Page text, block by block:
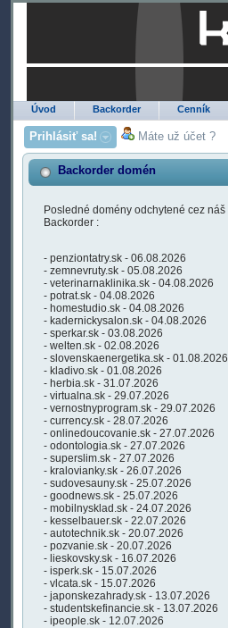
Úvod Backorder Cenník
Prihlásiť sa! Máte už účet ?
Backorder domén
Posledné domény odchytené cez náš
Backorder :
- penziontatry.sk - 06.08.2026
- zemnevruty.sk - 05.08.2026
- veterinarnaklinika.sk - 04.08.2026
- potrat.sk - 04.08.2026
- homestudio.sk - 04.08.2026
- kadernickysalon.sk - 04.08.2026
- sperkar.sk - 03.08.2026
- welten.sk - 02.08.2026
- slovenskaenergetika.sk - 01.08.2026
- kladivo.sk - 01.08.2026
- herbia.sk - 31.07.2026
- virtualna.sk - 29.07.2026
- vernostnyprogram.sk - 29.07.2026
- currency.sk - 28.07.2026
- onlinedoucovanie.sk - 27.07.2026
- odontologia.sk - 27.07.2026
- superslim.sk - 27.07.2026
- kralovianky.sk - 26.07.2026
- sudovesauny.sk - 25.07.2026
- goodnews.sk - 25.07.2026
- mobilnysklad.sk - 24.07.2026
- kesselbauer.sk - 22.07.2026
- autotechnik.sk - 20.07.2026
- pozvanie.sk - 20.07.2026
- lieskovsky.sk - 16.07.2026
- isperk.sk - 15.07.2026
- vlcata.sk - 15.07.2026
- japonskezahrady.sk - 13.07.2026
- studentskefinancie.sk - 13.07.2026
- ipeople.sk - 12.07.2026